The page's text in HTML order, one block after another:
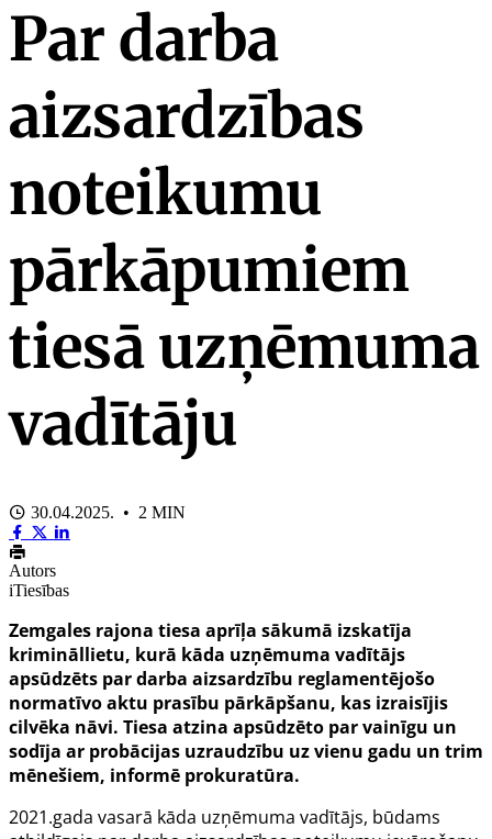
Par darba
aizsardzības
noteikumu
pārkāpumiem
tiesā uzņēmuma
vadītāju
30.04.2025. • 2 MIN
Autors
iTiesības
Zemgales rajona tiesa aprīļa sākumā izskatīja
krimināllietu, kurā kāda uzņēmuma vadītājs
apsūdzēts par darba aizsardzību reglamentējošo
normatīvo aktu prasību pārkāpšanu, kas izraisījis
cilvēka nāvi. Tiesa atzina apsūdzēto par vainīgu un
sodīja ar probācijas uzraudzību uz vienu gadu un trim
mēnešiem, informē prokuratūra.
2021.gada vasarā kāda uzņēmuma vadītājs, būdams